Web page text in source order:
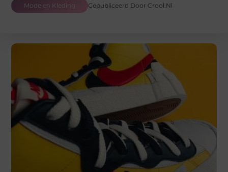
Mode en Kleding Gepubliceerd Door Crool.nl